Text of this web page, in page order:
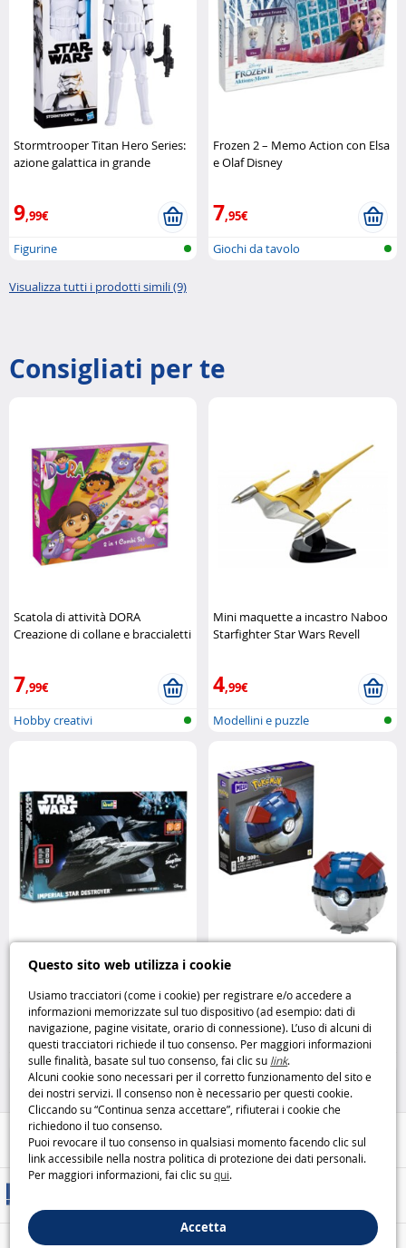
Questo sito web utilizza i cookie
Usiamo tracciatori (come i cookie) per registrare e/o accedere a
informazioni memorizzate sul tuo dispositivo (ad esempio: dati di
navigazione, pagine visitate, orario di connessione). L’uso di alcuni di
questi tracciatori richiede il tuo consenso. Per maggiori informazioni
sulle finalità, basate sul tuo consenso, fai clic su link.
Alcuni cookie sono necessari per il corretto funzionamento del sito e
dei nostri servizi. Il consenso non è necessario per questi cookie.
Cliccando su “Continua senza accettare”, rifiuterai i cookie che
richiedono il tuo consenso.
Puoi revocare il tuo consenso in qualsiasi momento facendo clic sul
link accessibile nella nostra politica di protezione dei dati personali.
Per maggiori informazioni, fai clic suqui.
Accetta
Stormtrooper Titan Hero Series:
azione galattica in grande
9,99€
Figurine
Frozen 2 – Memo Action con Elsa
e Olaf Disney
7,95€
Giochi da tavolo
Visualizza tutti i prodotti simili (9)
Consigliati per te
Scatola di attività DORA
Creazione di collane e braccialetti
7,99€
Hobby creativi
Mini maquette a incastro Naboo
Starfighter Star Wars Revell
4,99€
Modellini e puzzle
Imperial Star Destroyer – la
maquette ufficiale Star Wars
Revell
19,95€
Modellini e puzzle
Mega Poké Ball Gigante HMW04
formato maxi Mega Construx
27,95€
Giochi di costruzione
Aiuto / Contatti